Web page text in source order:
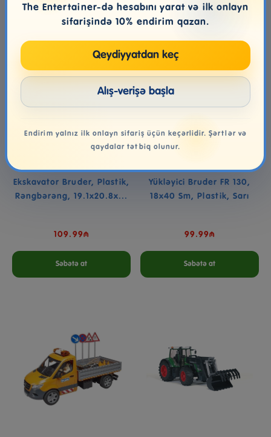
Ekskavator Bruder, Plastik,
Rəngbərəng, 19.1x20.8x...
109.99₼
Səbətə at
Yükləyici Bruder FR 130,
18x40 Sm, Plastik, Sarı
99.99₼
Səbətə at
The Entertainer-də hesabını yarat və ilk onlayn
sifarişində 10% endirim qazan.
Qeydiyyatdan keç
Alış-verişə başla
Endirim yalnız ilk onlayn sifariş üçün keçərlidir. Şərtlər və
qaydalar tətbiq olunur.